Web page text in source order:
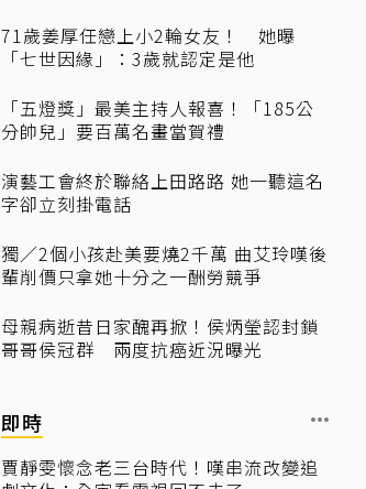
71歲姜厚任戀上小2輪女友！ 她曝
「七世因緣」：3歲就認定是他
「五燈獎」最美主持人報喜！「185公
分帥兒」要百萬名畫當賀禮
演藝工會終於聯絡上田路路 她一聽這名
字卻立刻掛電話
獨／2個小孩赴美要燒2千萬 曲艾玲嘆後
輩削價只拿她十分之一酬勞競爭
母親病逝昔日家醜再掀！侯炳瑩認封鎖
哥哥侯冠群 兩度抗癌近況曝光
即時
賈靜雯懷念老三台時代！嘆串流改變追